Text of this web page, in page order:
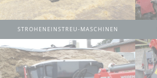
STROHENEINSTREU-MASCHINEN